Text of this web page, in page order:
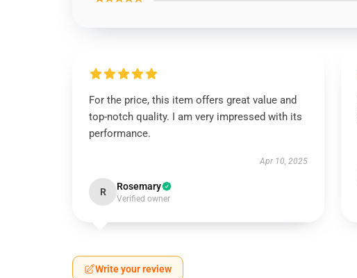
For the price, this item offers great value and
top-notch quality. I am very impressed with its
performance.
Apr 10, 2025
R Rosemary
Verified owner
Write your review